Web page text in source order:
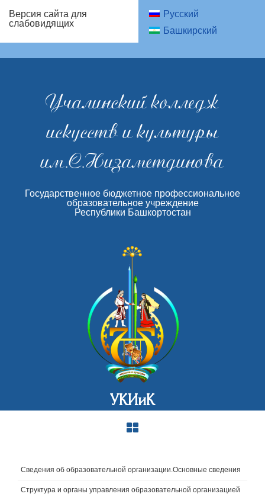
Версия сайта для
слабовидящих
Русский
Башкирский
Учалинский колледж
искусств и культуры
им.С.Низаметдинова
Государственное бюджетное профессиональное
образовательное учреждение
Республики Башкортостан
УКИиК
Сведения об образовательной организации.Основные сведения
Структура и органы управления образовательной организацией